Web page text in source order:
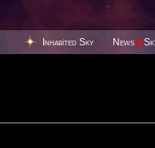
Inhabited Sky News@